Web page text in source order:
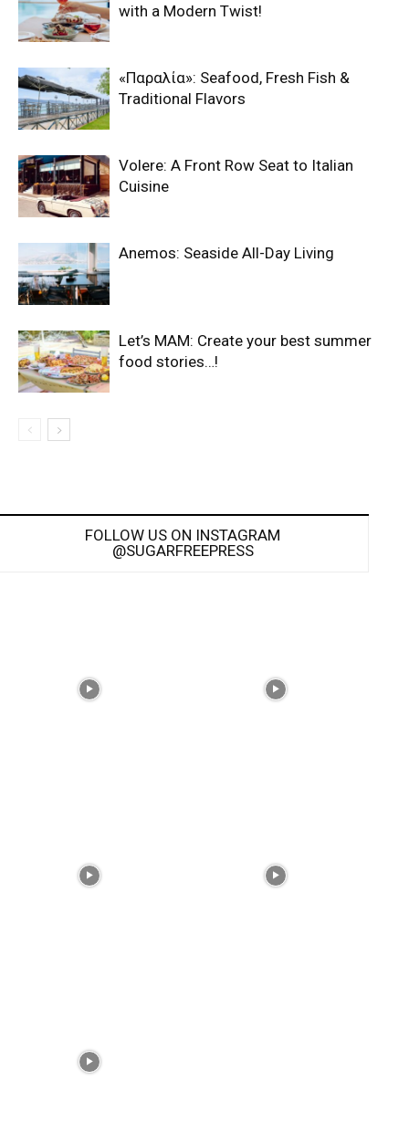
with a Modern Twist!
«Παραλία»: Seafood, Fresh Fish &
Traditional Flavors
Volere: A Front Row Seat to Italian
Cuisine
Anemos: Seaside All-Day Living
Let’s ΜΑΜ: Create your best summer
food stories…!
FOLLOW US ON INSTAGRAM
@SUGARFREEPRESS